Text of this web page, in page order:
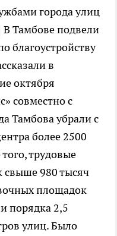
города улиц
Тамбове подвели
благоустройству
в
октября
совместно с
Тамбова убрали с
более 2500
трудовые
свыше 980 тысяч
площадок
порядка 2,5
улиц. Было